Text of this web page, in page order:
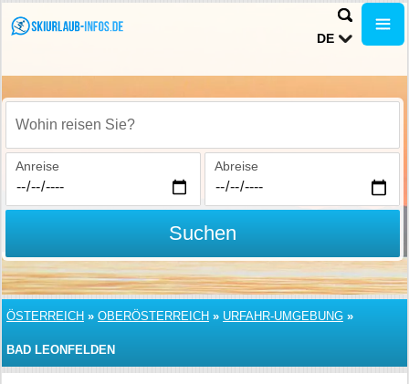
DE
Wohin reisen Sie?
Anreise Abreise
Suchen
ÖSTERREICH » OBERÖSTERREICH » URFAHR-UMGEBUNG »
BAD LEONFELDEN